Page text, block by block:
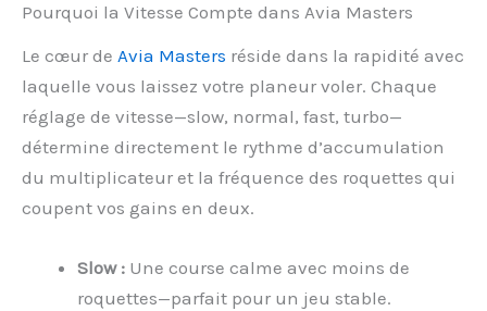
Pourquoi la Vitesse Compte dans Avia Masters
Le cœur de Avia Masters réside dans la rapidité avec
laquelle vous laissez votre planeur voler. Chaque
réglage de vitesse—slow, normal, fast, turbo—
détermine directement le rythme d’accumulation
du multiplicateur et la fréquence des roquettes qui
coupent vos gains en deux.
Slow : Une course calme avec moins de
roquettes—parfait pour un jeu stable.